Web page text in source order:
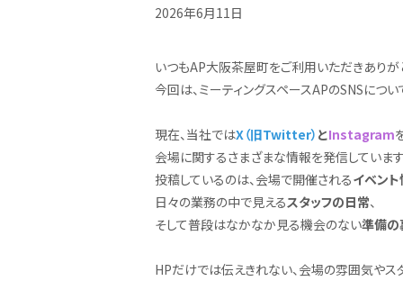
2026年6月11日
いつもAP大阪茶屋町をご利用いただきありが
今回は、ミーティングスペースAPのSNSについ
現在、当社ではX（旧Twitter） とInstagram
会場に関するさまざまな情報を発信しています
投稿しているのは、会場で開催されるイベン
日々の業務の中で見えるスタッフの日常、
そして普段はなかなか見る機会のない準備の
HPだけでは伝えきれない、会場の雰囲気やス